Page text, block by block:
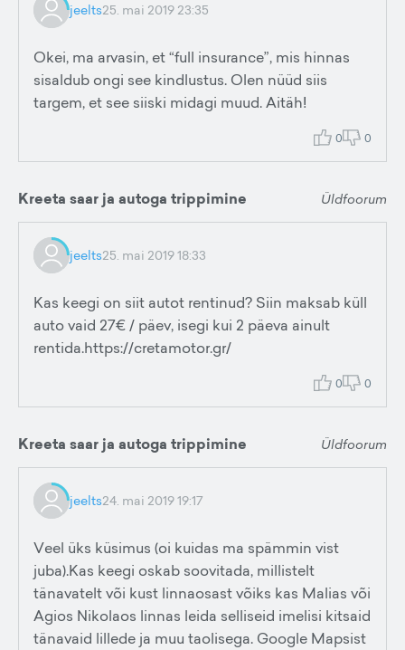
jeelts25. mai 2019 23:35
Okei, ma arvasin, et “full insurance”, mis hinnas
sisaldub ongi see kindlustus. Olen nüüd siis
targem, et see siiski midagi muud. Aitäh!
0 0
Kreeta saar ja autoga trippimine Üldfoorum
jeelts25. mai 2019 18:33
Kas keegi on siit autot rentinud? Siin maksab küll
auto vaid 27€ / päev, isegi kui 2 päeva ainult
rentida.https://cretamotor.gr/
0 0
Kreeta saar ja autoga trippimine Üldfoorum
jeelts24. mai 2019 19:17
Veel üks küsimus (oi kuidas ma spämmin vist
juba).Kas keegi oskab soovitada, millistelt
tänavatelt või kust linnaosast võiks kas Malias või
Agios Nikolaos linnas leida selliseid imelisi kitsaid
tänavaid lillede ja muu taolisega. Google Mapsist